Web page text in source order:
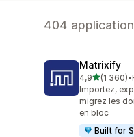
404
Matrixify
4,9étoile(s)
(1 360)
1360 avis au•
Importez,
migrez les
en bloc
Built for